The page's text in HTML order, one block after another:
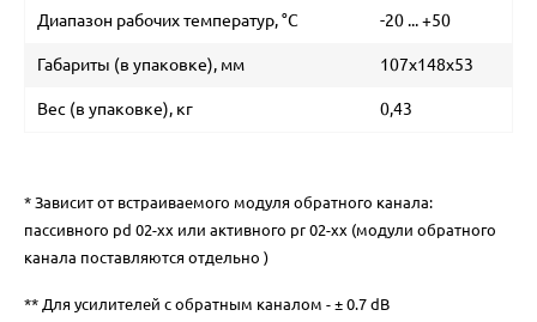
Диапазон рабочих температур, °С -20 ... +50
Габариты (в упаковке), мм 107х148х53
Вес (в упаковке), кг 0,43
* Зависит от встраиваемого модуля обратного канала:
пассивного pd 02-xx или активного pr 02-xx (модули обратного
канала поставляются отдельно )
** Для усилителей с обратным каналом - ± 0.7 dB